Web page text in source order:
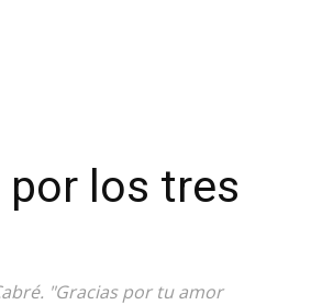
por los tres
"Gracias por tu amor